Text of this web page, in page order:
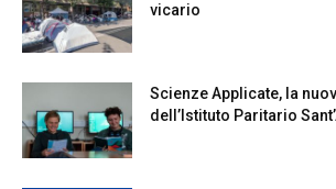
vicario
Scienze Applicate, la
dell’Istituto Paritario